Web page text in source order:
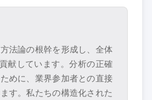
法論の根幹を形成し、全体
献しています。分析の正確
めに、業界参加者との直接
す。私たちの構造化された